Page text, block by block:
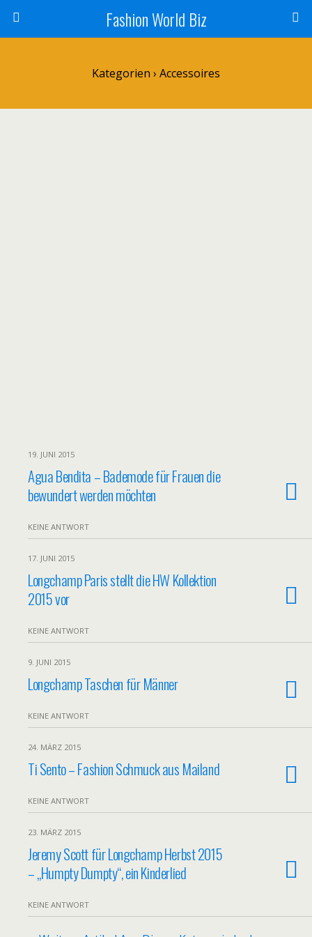
Fashion World Biz
Kategorien › Accessoires
19. JUNI 2015
Agua Bendita – Bademode für Frauen die
bewundert werden möchten
KEINE ANTWORT
17. JUNI 2015
Longchamp Paris stellt die HW Kollektion
2015 vor
KEINE ANTWORT
9. JUNI 2015
Longchamp Taschen für Männer
KEINE ANTWORT
24. MÄRZ 2015
Ti Sento – Fashion Schmuck aus Mailand
KEINE ANTWORT
23. MÄRZ 2015
Jeremy Scott für Longchamp Herbst 2015
– „Humpty Dumpty“, ein Kinderlied
KEINE ANTWORT